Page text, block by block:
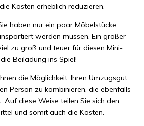
Kosten erheblich reduzieren.
haben nur ein paar Möbelstücke
werden müssen. Ein großer
zu groß und teuer für diesen Mini-
Beiladung ins Spiel!
die Möglichkeit, Ihren Umzugsgut
Person zu kombinieren, die ebenfalls
Auf diese Weise teilen Sie sich den
und somit auch die Kosten.